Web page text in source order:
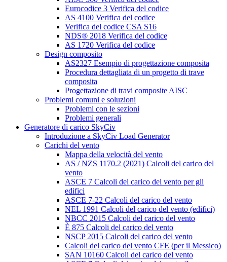
Eurocodice 3 Verifica del codice
AS 4100 Verifica del codice
Verifica del codice CSA S16
NDS® 2018 Verifica del codice
AS 1720 Verifica del codice
Design composito
AS2327 Esempio di progettazione composita
Procedura dettagliata di un progetto di trave
composita
Progettazione di travi composite AISC
Problemi comuni e soluzioni
Problemi con le sezioni
Problemi generali
Generatore di carico SkyCiv
Introduzione a SkyCiv Load Generator
Carichi del vento
Mappa della velocità del vento
AS / NZS 1170.2 (2021) Calcoli del carico del
vento
ASCE 7 Calcoli del carico del vento per gli
edifici
ASCE 7-22 Calcoli del carico del vento
NEL 1991 Calcoli del carico del vento (edifici)
NBCC 2015 Calcoli del carico del vento
È 875 Calcoli del carico del vento
NSCP 2015 Calcoli del carico del vento
Calcoli del carico del vento CFE (per il Messico)
SAN 10160 Calcoli del carico del vento